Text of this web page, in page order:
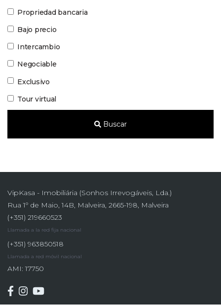
Propriedad bancaria
Bajo precio
Intercambio
Negociable
Exclusivo
Tour virtual
Buscar
VipKasa - Imobiliária (Sonhos Irrevogáveis, Lda.)
Rua 1º de Maio, 14B, Malveira, 2665-198, Malveira
(+351) 219660523
Llamada a la red fija nacional
(+351) 963850518
Llamada a red móvil nacional
AMI: 17750